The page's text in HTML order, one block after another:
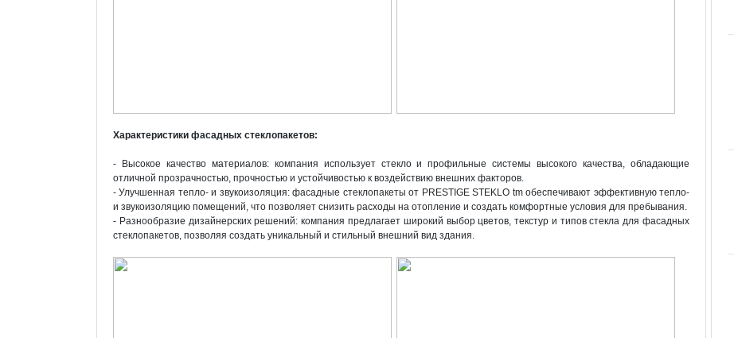
Характеристики фасадных стеклопакетов:
- Высокое качество материалов: компания использует стекло и профильные системы высокого качества, обладающие
отличной прозрачностью, прочностью и устойчивостью к воздействию внешних факторов.
- Улучшенная тепло- и звукоизоляция: фасадные стеклопакеты от PRESTIGE STEKLO tm обеспечивают эффективную тепло-
и звукоизоляцию помещений, что позволяет снизить расходы на отопление и создать комфортные условия для пребывания.
- Разнообразие дизайнерских решений: компания предлагает широкий выбор цветов, текстур и типов стекла для фасадных
стеклопакетов, позволяя создать уникальный и стильный внешний вид здания.